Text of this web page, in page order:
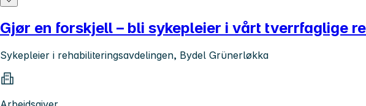
Gjør en forskjell – bli sykepleier i vårt tverrfaglige
Sykepleier i rehabiliteringsavdelingen, Bydel Grünerløkka